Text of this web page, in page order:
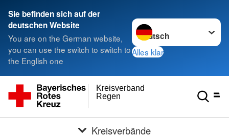
Sie befinden sich auf der
deutschen Website
You are on the German website,
you can use the switch to switch to
the English one
Sprache wechseln zu
Alles klar
Regen
Kreisverband
Kreisverbände